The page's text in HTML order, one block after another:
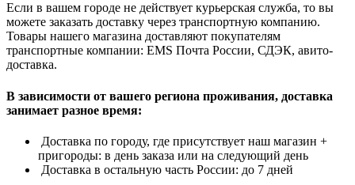
Если в вашем городе не действует курьерская служба, то вы
можете заказать доставку через транспортную компанию.
Товары нашего магазина доставляют покупателям
транспортные компании: EMS Почта России, СДЭК, авито-
доставка.
В зависимости от вашего региона проживания, доставка
занимает разное время:
Доставка по городу, где присутствует наш магазин +
пригороды: в день заказа или на следующий день
Доставка в остальную часть России: до 7 дней